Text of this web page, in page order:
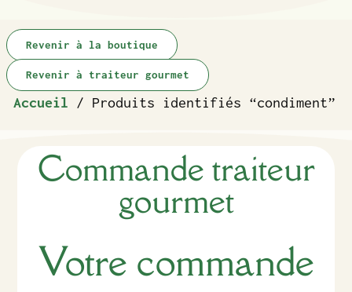
Revenir à la boutique
Revenir à traiteur gourmet
Accueil / Produits identifiés “condiment”
Commande traiteur
gourmet
Votre commande